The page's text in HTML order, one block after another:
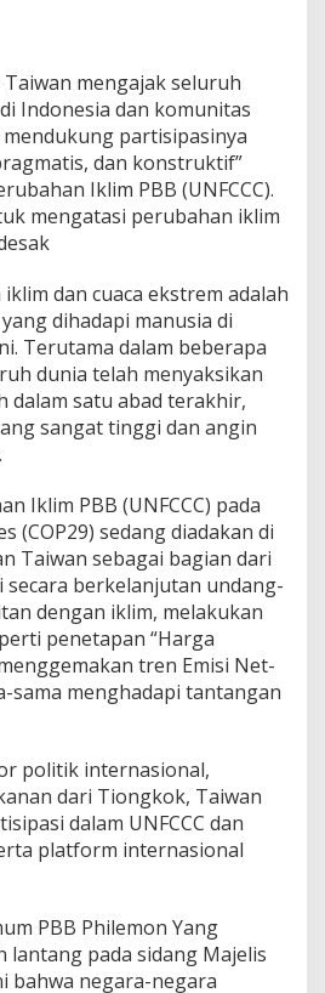
k
a
n
D
u
n
i
e
-
Z
e
r
o
Taiwan mengajak seluruh
Indonesia dan komunitas
partisipasinya
dan konstruktif”
Iklim PBB (UNFCCC).
mengatasi perubahan iklim
dan cuaca ekstrem adalah
dihadapi manusia di
Terutama dalam beberapa
dunia telah menyaksikan
dalam satu abad terakhir,
sangat tinggi dan angin
Iklim PBB (UNFCCC) pada
(COP29) sedang diadakan di
Taiwan sebagai bagian dari
secara berkelanjutan undang-
dengan iklim, melakukan
penetapan “Harga
tren Emisi Net-
sama menghadapi tantangan
politik internasional,
dari Tiongkok, Taiwan
dalam UNFCCC dan
platform internasional
PBB Philemon Yang
lantang pada sidang Majelis
bahwa negara-negara